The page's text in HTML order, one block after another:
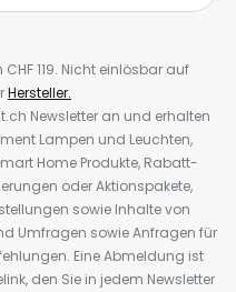
119. Nicht einlösbar auf
Hersteller.
Newsletter an und erhalten
Lampen und Leuchten,
Home Produkte, Rabatt-
oder Aktionspakete,
sowie Inhalte von
Umfragen sowie Anfragen für
Eine Abmeldung ist
den Sie in jedem Newsletter